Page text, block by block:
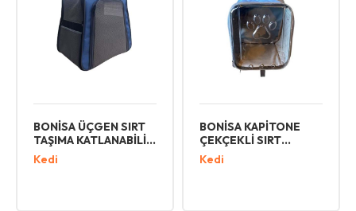
BONİSA ÜÇGEN SIRT
TAŞIMA KATLANABİLİR
KEDİ KÖPEK TAŞIMA
Kedi
BONİSA KAPİTONE
ÇEKÇEKLİ SIRT
ÇANTASI
Kedi